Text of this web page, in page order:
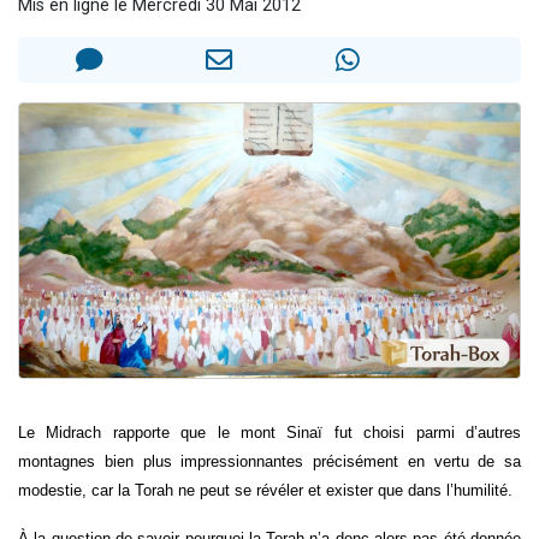
Il reste 49 places pour étudier en groupe sur Zoom
Eva vient de donner son Maasser
Mis en ligne le Mercredi 30 Mai 2012
Le Midrach rapporte que le mont Sinaï fut choisi parmi d’autres
montagnes bien plus impressionnantes précisément en vertu de sa
modestie, car la Torah ne peut se révéler et exister que dans l’humilité.